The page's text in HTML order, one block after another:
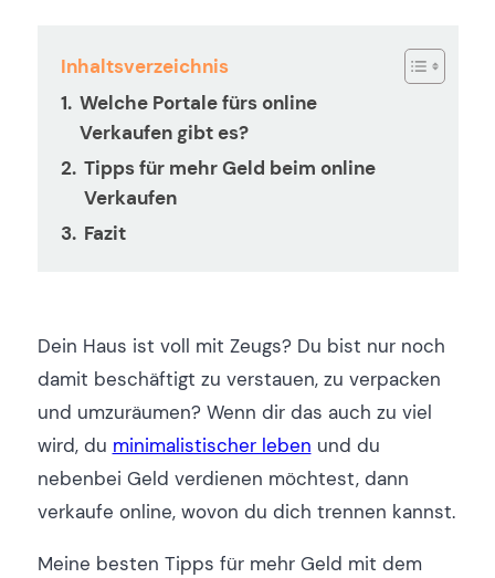
Inhaltsverzeichnis
Welche Portale fürs online
Verkaufen gibt es?
Tipps für mehr Geld beim online
Verkaufen
Fazit
Dein Haus ist voll mit Zeugs? Du bist nur noch
damit beschäftigt zu verstauen, zu verpacken
und umzuräumen? Wenn dir das auch zu viel
wird, du minimalistischer leben und du
nebenbei Geld verdienen möchtest, dann
verkaufe online, wovon du dich trennen kannst.
Meine besten Tipps für mehr Geld mit dem